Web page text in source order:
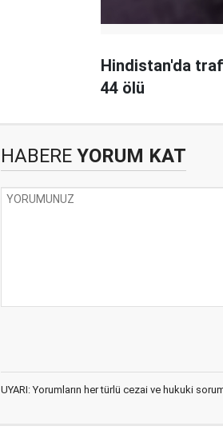
Hindistan'da
44 ölü
HABERE YORUM KAT
UYARI: Yorumların her türlü cezai ve hukuki